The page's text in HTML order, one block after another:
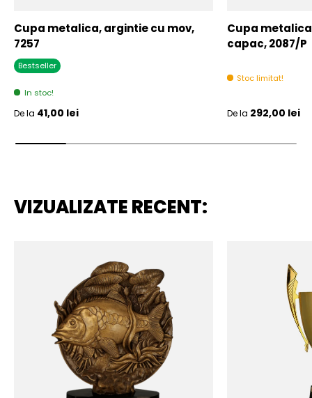
Cupa metalica, argintie cu mov,
7257
Bestseller
In stoc!
Pret initial
De la 41,00 lei
Cupa
capac, 2087/P
Stoc limitat!
Pret initial
De la 292,00 lei
VIZUALIZATE RECENT: